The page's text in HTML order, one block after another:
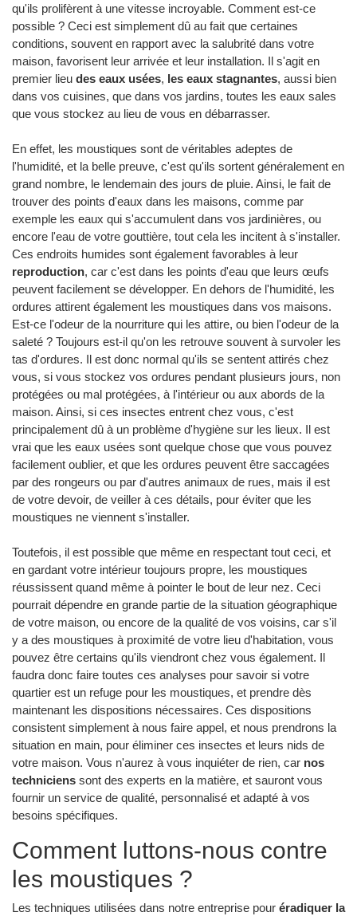
qu'ils prolifèrent à une vitesse incroyable. Comment est-ce
possible ? Ceci est simplement dû au fait que certaines
conditions, souvent en rapport avec la salubrité dans votre
maison, favorisent leur arrivée et leur installation. Il s'agit en
premier lieu des eaux usées, les eaux stagnantes, aussi bien
dans vos cuisines, que dans vos jardins, toutes les eaux sales
que vous stockez au lieu de vous en débarrasser.
En effet, les moustiques sont de véritables adeptes de
l'humidité, et la belle preuve, c'est qu'ils sortent généralement en
grand nombre, le lendemain des jours de pluie. Ainsi, le fait de
trouver des points d'eaux dans les maisons, comme par
exemple les eaux qui s'accumulent dans vos jardinières, ou
encore l'eau de votre gouttière, tout cela les incitent à s'installer.
Ces endroits humides sont également favorables à leur
reproduction, car c'est dans les points d'eau que leurs œufs
peuvent facilement se développer. En dehors de l'humidité, les
ordures attirent également les moustiques dans vos maisons.
Est-ce l'odeur de la nourriture qui les attire, ou bien l'odeur de la
saleté ? Toujours est-il qu'on les retrouve souvent à survoler les
tas d'ordures. Il est donc normal qu'ils se sentent attirés chez
vous, si vous stockez vos ordures pendant plusieurs jours, non
protégées ou mal protégées, à l'intérieur ou aux abords de la
maison. Ainsi, si ces insectes entrent chez vous, c'est
principalement dû à un problème d'hygiène sur les lieux. Il est
vrai que les eaux usées sont quelque chose que vous pouvez
facilement oublier, et que les ordures peuvent être saccagées
par des rongeurs ou par d'autres animaux de rues, mais il est
de votre devoir, de veiller à ces détails, pour éviter que les
moustiques ne viennent s'installer.
Toutefois, il est possible que même en respectant tout ceci, et
en gardant votre intérieur toujours propre, les moustiques
réussissent quand même à pointer le bout de leur nez. Ceci
pourrait dépendre en grande partie de la situation géographique
de votre maison, ou encore de la qualité de vos voisins, car s'il
y a des moustiques à proximité de votre lieu d'habitation, vous
pouvez être certains qu'ils viendront chez vous également. Il
faudra donc faire toutes ces analyses pour savoir si votre
quartier est un refuge pour les moustiques, et prendre dès
maintenant les dispositions nécessaires. Ces dispositions
consistent simplement à nous faire appel, et nous prendrons la
situation en main, pour éliminer ces insectes et leurs nids de
votre maison. Vous n'aurez à vous inquiéter de rien, car nos
techniciens sont des experts en la matière, et sauront vous
fournir un service de qualité, personnalisé et adapté à vos
besoins spécifiques.
Comment luttons-nous contre
les moustiques ?
Les techniques utilisées dans notre entreprise pour éradiquer la